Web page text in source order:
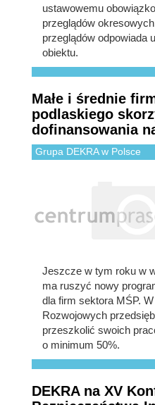
ustawowemu
przeglądów
przeglądów odpowiada
obiektu.
Małe i średnie
podlaskiego
dofinansowania
Grupa DEKRA w Polsce
Jeszcze w tym roku w
ma ruszyć nowy
dla firm sektora MŚP.
Rozwojowych
przeszkolić swoich
o minimum 50%.
DEKRA na XV